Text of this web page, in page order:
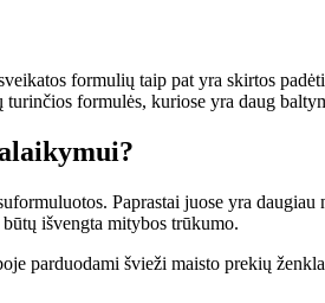
formulių taip pat yra skirtos
formulės, kuriose yra daug
Paprastai juose yra
išvengta mitybos trūkumo.
parduodami švieži maisto prekių